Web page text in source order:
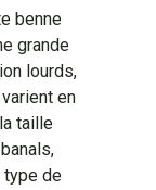
benne
grande
lourds,
en
taille
type de